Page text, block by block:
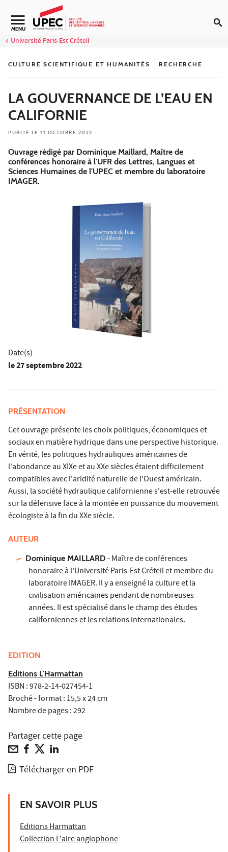
Aller au contenu
Navigation secondaire
MENU
Université Paris-Est Créteil
CULTURE SCIENTIFIQUE ET HUMANITÉS RECHERCHE
LA GOUVERNANCE DE L’EAU EN
CALIFORNIE
PUBLIÉ LE 11 OCTOBRE 2022
Ouvrage rédigé par Dominique Maillard, Maître de
conférences honoraire à l'UFR des Lettres, Langues et
Sciences Humaines de l'UPEC et membre du laboratoire
IMAGER.
Date(s)
le27 septembre 2022
PRÉSENTATION
Cet ouvrage présente les choix politiques, économiques et
sociaux en matière hydrique dans une perspective historique.
En vérité, les politiques hydrauliques américaines de
l'abondance au XIXe et au XXe siècles étaient difficilement
compatibles avec l'aridité naturelle de l'Ouest américain.
Aussi, la société hydraulique californienne s'est-elle retrouvée
sur la défensive face à la montée en puissance du mouvement
écologiste à la fin du XXe siècle.
AUTEUR
Dominique MAILLARD - Maître de conférences
honoraire à l’Université Paris-Est Créteil et membre du
laboratoire IMAGER. Il y a enseigné la culture et la
civilisation américaines pendant de nombreuses
années. Il est spécialisé dans le champ des études
californiennes et les relations internationales.
EDITION
Editions L'Harmattan
ISBN : 978-2-14-027454-1
Broché - format : 15,5 x 24 cm
Nombre de pages : 292
Partager cette page
Télécharger en PDF
EN SAVOIR PLUS
Editions Harmattan
Collection L'aire anglophone